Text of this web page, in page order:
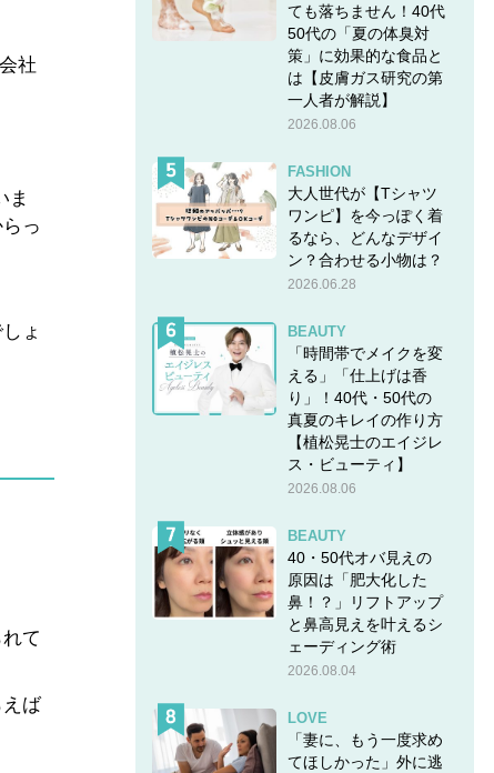
社
ま
っ
ょ
て
ば
ても落ちません！40代
50代の「夏の体臭対
策」に効果的な食品と
は【皮膚ガス研究の第
一人者が解説】
2026.08.06
FASHION
大人世代が【Tシャツ
ワンピ】を今っぽく着
るなら、どんなデザイ
ン？合わせる小物は？
2026.06.28
BEAUTY
「時間帯でメイクを変
える」「仕上げは香
り」！40代・50代の
真夏のキレイの作り方
【植松晃士のエイジレ
ス・ビューティ】
2026.08.06
BEAUTY
40・50代オバ見えの
原因は「肥大化した
鼻！？」リフトアップ
と鼻高見えを叶えるシ
ェーディング術
2026.08.04
LOVE
「妻に、もう一度求め
てほしかった」外に逃